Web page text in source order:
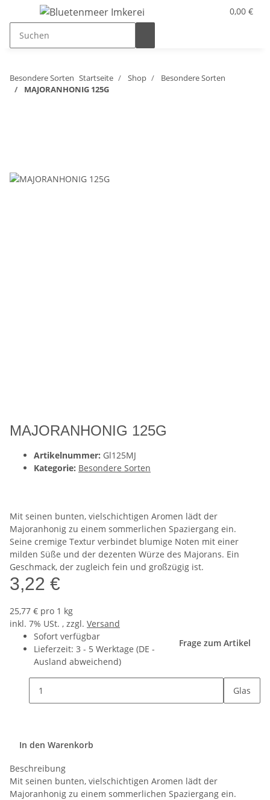
0,00 €
Besondere Sorten Startseite Shop
Besondere Sorten
MAJORANHONIG 125G
MAJORANHONIG 125G
Artikelnummer: Gl125MJ
Kategorie: Besondere Sorten
Mit seinen bunten, vielschichtigen Aromen lädt der
Majoranhonig zu einem sommerlichen Spaziergang ein.
Seine cremige Textur verbindet blumige Noten mit einer
milden Süße und der dezenten Würze des Majorans. Ein
Geschmack, der zugleich fein und großzügig ist.
3,22 €
25,77 € pro 1 kg
inkl. 7% USt. , zzgl. Versand
Sofort verfügbar
Lieferzeit: 3 - 5 Werktage (DE -
Ausland abweichend)
Frage zum Artikel
Glas
In den Warenkorb
Beschreibung
Mit seinen bunten, vielschichtigen Aromen lädt der
Majoranhonig zu einem sommerlichen Spaziergang ein.